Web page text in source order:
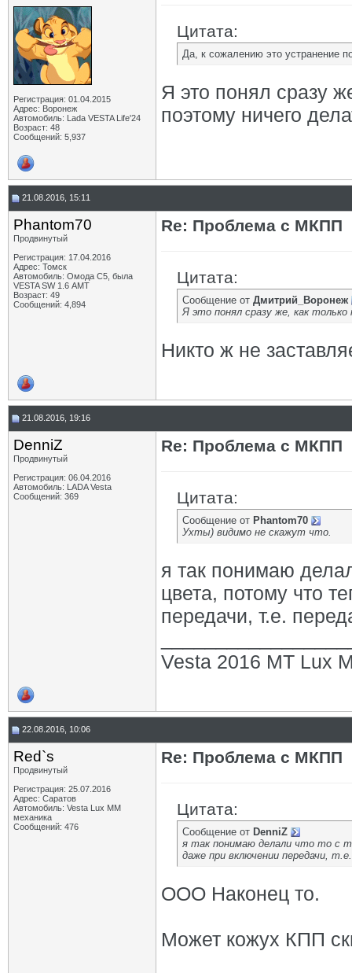
Регистрация: 01.04.2015
Адрес: Воронеж
Автомобиль: Lada VESTA Life'24
Возраст: 48
Сообщений: 5,937
Цитата:
Да, к сожалению это устранение
Я это понял сразу
поэтому ничего
21.08.2016, 15:11
Phantom70
Продвинутый
Регистрация: 17.04.2016
Адрес: Томск
Автомобиль: Омода С5, была
VESTA SW 1.6 АМТ
Возраст: 49
Сообщений: 4,894
Re: Проблема с МКПП
Цитата:
Сообщение от Дмитрий_Воронеж
Я это понял сразу же, как
Никто ж не
21.08.2016, 19:16
DenniZ
Продвинутый
Регистрация: 06.04.2016
Автомобиль: LADA Vesta
Сообщений: 369
Re: Проблема с МКПП
Цитата:
Сообщение от Phantom70
Ухты) видимо не скажут что.
я так понимаю
цвета, потому что
передачи, т.е.
Vesta 2016 MT Lux
22.08.2016, 10:06
Red`s
Продвинутый
Регистрация: 25.07.2016
Адрес: Саратов
Автомобиль: Vesta Lux MM
механика
Сообщений: 476
Re: Проблема с МКПП
Цитата:
Сообщение от DenniZ
я так понимаю делали что то с
даже при включении передачи,
ООО Наконец то.
Может кожух КПП